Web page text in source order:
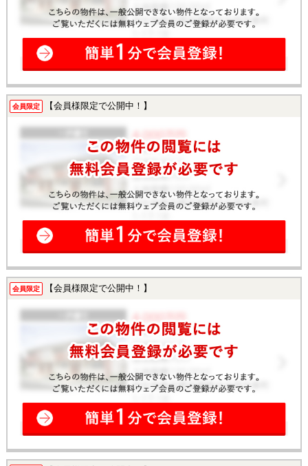
会員限定 【会員様限定で公開中！】
会員限定 【会員様限定で公開中！】